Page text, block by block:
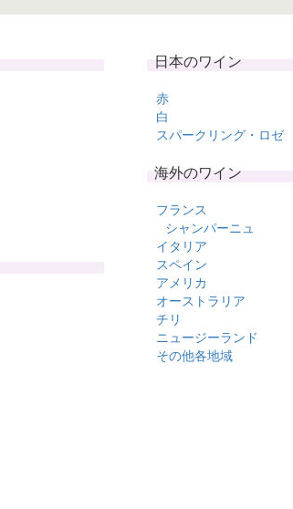
日本のワイン
赤
白
スパークリング・ロゼ
海外のワイン
フランス
シャンパーニュ
イタリア
スペイン
アメリカ
オーストラリア
チリ
ニュージーランド
その他各地域